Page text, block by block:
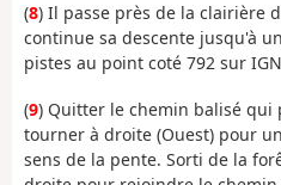
(8) Il passe près de la clairière
continue sa descente jusqu'à
pistes au point coté 792 sur
(9) Quitter le chemin balisé
tourner à droite (Ouest) pour
sens de la pente. Sorti de la